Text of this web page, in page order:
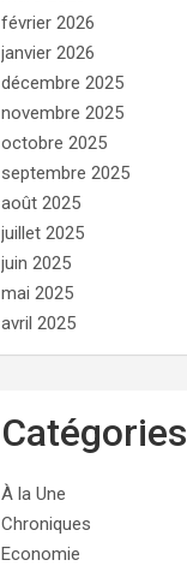
février 2026
janvier 2026
décembre 2025
novembre 2025
octobre 2025
septembre 2025
août 2025
juillet 2025
juin 2025
mai 2025
avril 2025
Catégories
À la Une
Chroniques
Economie